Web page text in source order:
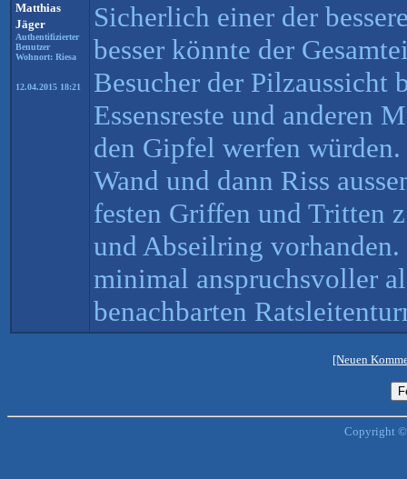
Matthias
Jäger
Authentifizierter
Benutzer
Wohnort: Riesa
12.04.2015 18:21
Sicherlich einer der
besser könnte der
Besucher der
Essensreste und anderen
den Gipfel werfen
Wand und dann Riss
festen Griffen und Tritten
und Abseilring
minimal anspruchsvoller
benachbarten
[Neuen
Copyright ©